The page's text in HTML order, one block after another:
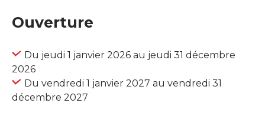
Ouverture
Du jeudi 1 janvier 2026 au jeudi 31 décembre
2026
Du vendredi 1 janvier 2027 au vendredi 31
décembre 2027